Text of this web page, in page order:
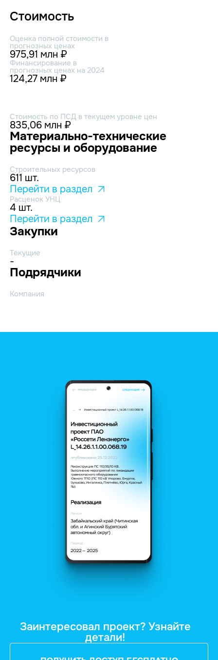
Стоимость
Оценка полной стоимости в
прогнозных ценах
975,91 млн ₽
Финансирование в
прогнозных ценах на 2024
124,27 млн ₽
Стоимость по ПСД в текущем уровне цен
835,06 млн ₽
Материально-технические
ресурсы и оборудование
Строительных ресурсов
611 шт.
Перейти в раздел
Расценок УНЦ
4 шт.
Перейти в раздел
Закупки
Текущие
-
Подрядчики
Компания
Заинтересовал проект? Узнайте
детали!